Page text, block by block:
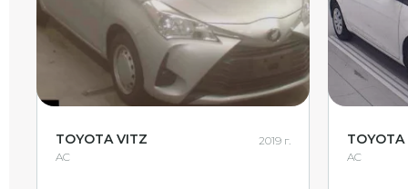
TOYOTA VITZ
AC
2019 г.
AC